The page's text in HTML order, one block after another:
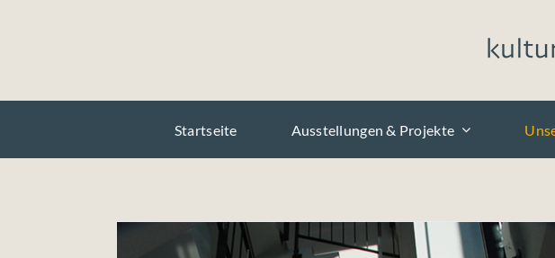
Startseite Ausstellungen & Projekte